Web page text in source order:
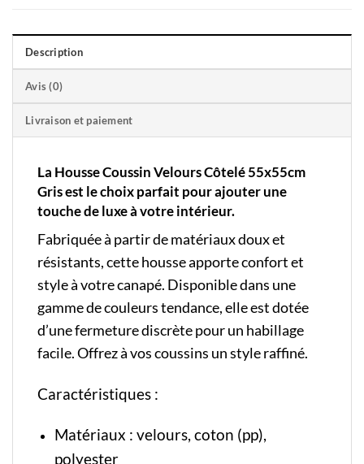
Description
Avis (0)
Livraison et paiement
La Housse Coussin Velours Côtelé 55x55cm
Gris est le choix parfait pour ajouter une
touche de luxe à votre intérieur.
Fabriquée à partir de matériaux doux et
résistants, cette housse apporte confort et
style à votre canapé. Disponible dans une
gamme de couleurs tendance, elle est dotée
d’une fermeture discrète pour un habillage
facile. Offrez à vos coussins un style raffiné.
Caractéristiques :
Matériaux : velours, coton (pp),
polyester